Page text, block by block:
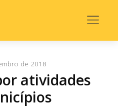
de 2018
atividades